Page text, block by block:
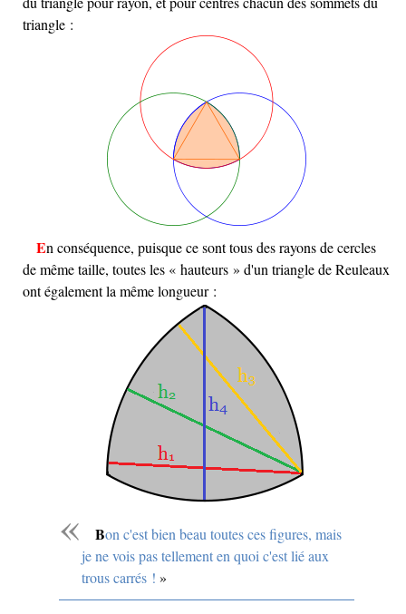
triangle :
En conséquence, puisque ce sont tous des rayons de cercles
de même taille, toutes les « hauteurs » d'un triangle de Reuleaux
ont également la même longueur :
Bon c'est bien beau toutes ces figures, mais
je ne vois pas tellement en quoi c'est lié aux
trous carrés !